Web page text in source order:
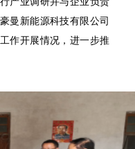
曼新能源科技有限公司
作开展情况，进一步推